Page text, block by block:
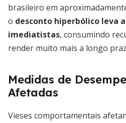
brasileiro em
o desconto hiperbólico leva
imediatistas, consumindo
render muito mais a longo
Medidas de
Afetadas
Vieses comportamentais